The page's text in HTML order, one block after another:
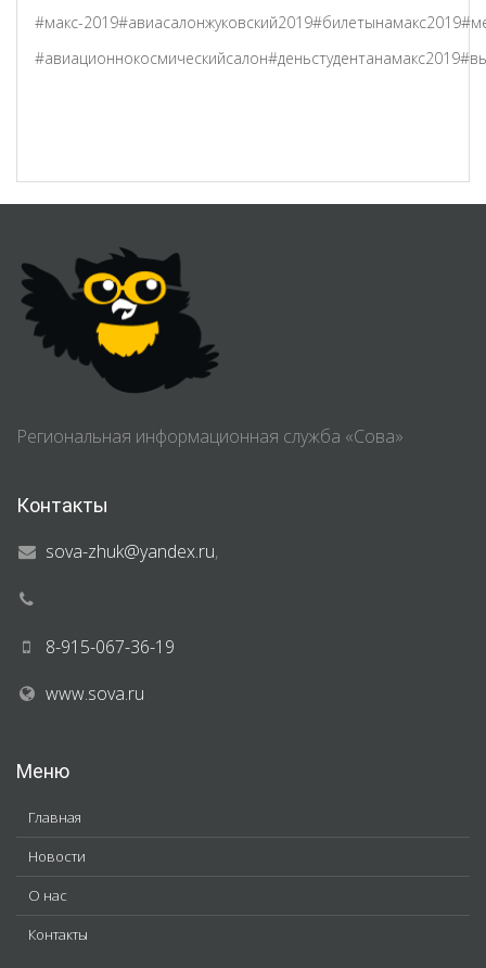
#макс-2019
#авиационнокосмическийсалон#деньстудентанамакс2019
Региональная информационная служба «Сова»
Контакты
sova-zhuk@yandex.ru,
8-915-067-36-19
www.sova.ru
Меню
Главная
Новости
О нас
Контакты